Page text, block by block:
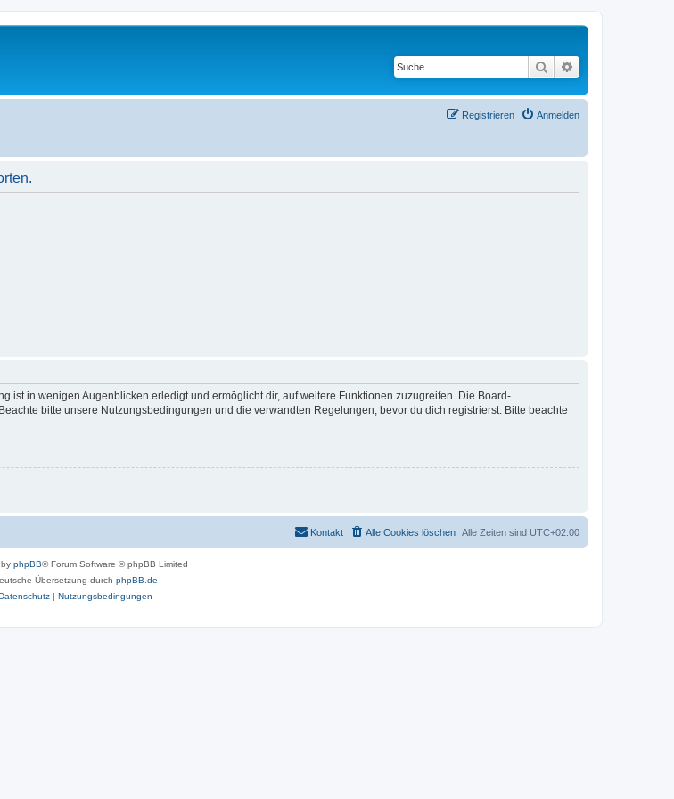
Suche
Anmelden
Registrieren
ist in wenigen Augenblicken erledigt und ermöglicht dir, auf weitere Funktionen zuzugreifen. Die Board-
bitte unsere Nutzungsbedingungen und die verwandten Regelungen, bevor du dich registrierst. Bitte beachte
Alle Zeiten sind UTC+02:00
Alle Cookies löschen
Kontakt
phpBB® Forum Software © phpBB Limited
Übersetzung durch phpBB.de
| Nutzungsbedingungen